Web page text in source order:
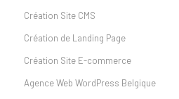
Création Site CMS
Création de Landing Page
Création Site E-commerce
Agence Web WordPress Belgique